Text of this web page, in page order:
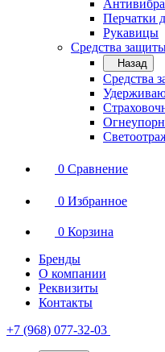
Перчатки
Рукавицы
Средства
Назад
Средства
0 Сравнение
0 Избранное
0 Корзина
Бренды
О компании
Реквизиты
Контакты
+7 (968) 077-32-03